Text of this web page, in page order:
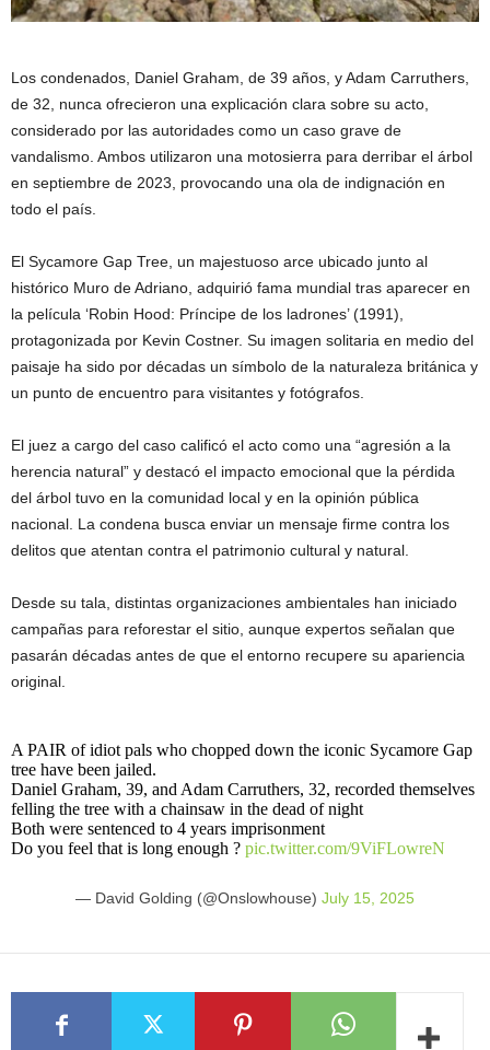
Los condenados, Daniel Graham, de 39 años, y Adam Carruthers,
de 32, nunca ofrecieron una explicación clara sobre su acto,
considerado por las autoridades como un caso grave de
vandalismo. Ambos utilizaron una motosierra para derribar el árbol
en septiembre de 2023, provocando una ola de indignación en
todo el país.
El Sycamore Gap Tree, un majestuoso arce ubicado junto al
histórico Muro de Adriano, adquirió fama mundial tras aparecer en
la película ‘Robin Hood: Príncipe de los ladrones’ (1991),
protagonizada por Kevin Costner. Su imagen solitaria en medio del
paisaje ha sido por décadas un símbolo de la naturaleza británica y
un punto de encuentro para visitantes y fotógrafos.
El juez a cargo del caso calificó el acto como una “agresión a la
herencia natural” y destacó el impacto emocional que la pérdida
del árbol tuvo en la comunidad local y en la opinión pública
nacional. La condena busca enviar un mensaje firme contra los
delitos que atentan contra el patrimonio cultural y natural.
Desde su tala, distintas organizaciones ambientales han iniciado
campañas para reforestar el sitio, aunque expertos señalan que
pasarán décadas antes de que el entorno recupere su apariencia
original.
A PAIR of idiot pals who chopped down the iconic Sycamore Gap
tree have been jailed.
Daniel Graham, 39, and Adam Carruthers, 32, recorded themselves
felling the tree with a chainsaw in the dead of night
Both were sentenced to 4 years imprisonment
Do you feel that is long enough ? pic.twitter.com/9ViFLowreN
— David Golding (@Onslowhouse) July 15, 2025